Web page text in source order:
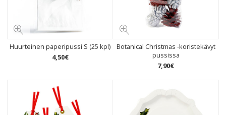
Huurteinen paperipussi S (25 kpl)
4,50€
Botanical Christmas -koristekävyt
pussissa
7,90€